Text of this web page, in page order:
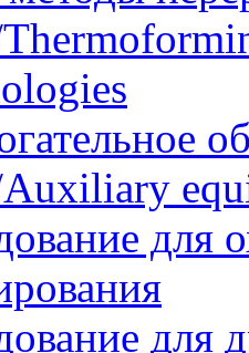
Auxiliary
для
для